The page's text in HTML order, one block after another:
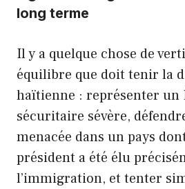
long terme
Il y a quelque chose de
équilibre que doit tenir la
haïtienne : représenter un
sécuritaire sévère,
menacée dans un pays
président a été élu
l’immigration, et tenter